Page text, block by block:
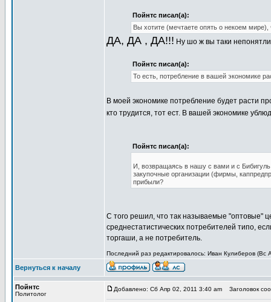
Пойнтс писал(а):
Вы хотите (мечтаете опять о некоем
ДА, ДА , ДА!!! Ну шо ж вы таки
Пойнтс писал(а):
То есть, потребление в вашей экономике
В моей экономике потребление будет расти
кто трудится, тот ест. В вашей экономике
Пойнтс писал(а):
И, возвращаясь в нашу с вами и с
закупочные организации (фирмы,
прибыли?
С того решил, что так называемые "оптовые"
среднестатистических потребителей типо,
торгаши, а не потребитель.
Последний раз редактировалось: Иван Кулиберов (Вс
Вернуться к началу
Пойнтс
Политолог
Добавлено: Сб Апр 02, 2011 3:40 am Заголовок